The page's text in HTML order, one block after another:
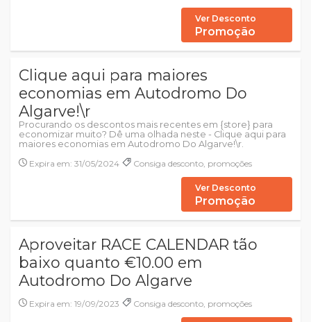
Ver Desconto
Promoção
Clique aqui para maiores
economias em Autodromo Do
Algarve!\r
Procurando os descontos mais recentes em {store} para
economizar muito? Dê uma olhada neste - Clique aqui para
maiores economias em Autodromo Do Algarve!\r.
Expira em: 31/05/2024
Consiga desconto, promoções
Ver Desconto
Promoção
Aproveitar RACE CALENDAR tão
baixo quanto €10.00 em
Autodromo Do Algarve
Expira em: 19/09/2023 Consiga desconto, promoções